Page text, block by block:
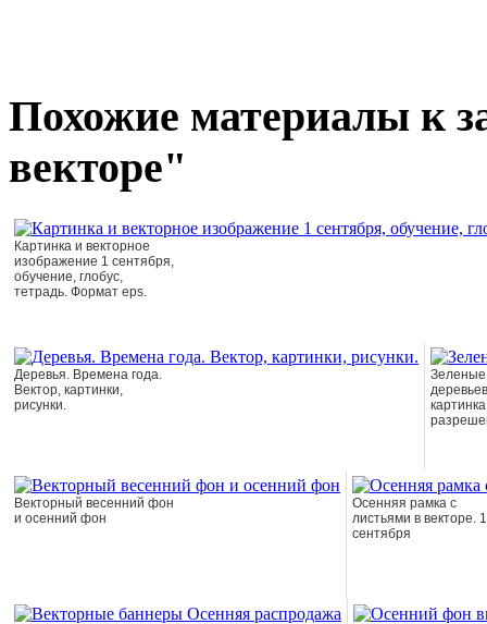
Похожие материалы к
векторе"
Картинка и векторное
изображение 1 сентября,
обучение, глобус,
тетрадь. Формат eps.
Деревья. Времена года.
Вектор, картинки,
рисунки.
Векторный весенний фон
и осенний фон
Осенняя рамка с
листьями в векторе. 1
сентября